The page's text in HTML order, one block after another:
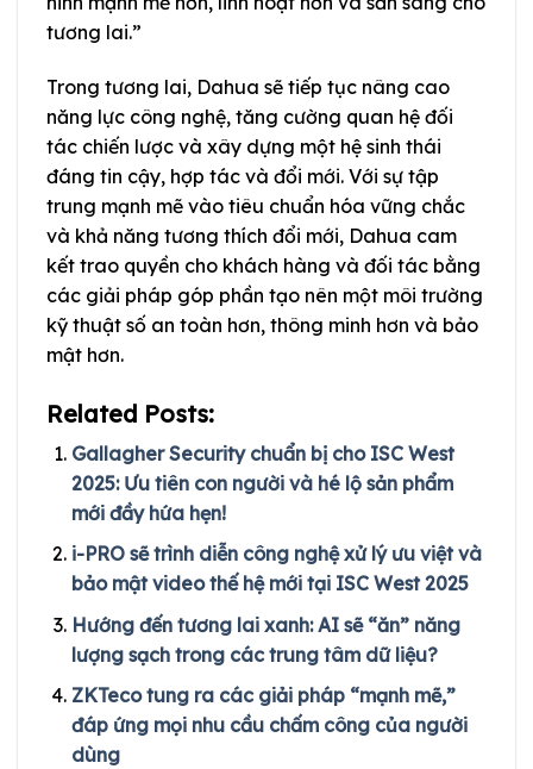
tương lai.”
Trong tương lai, Dahua sẽ tiếp tục nâng cao
năng lực công nghệ, tăng cường quan hệ đối
tác chiến lược và xây dựng một hệ sinh thái
đáng tin cậy, hợp tác và đổi mới. Với sự tập
trung mạnh mẽ vào tiêu chuẩn hóa vững chắc
và khả năng tương thích đổi mới, Dahua cam
kết trao quyền cho khách hàng và đối tác bằng
các giải pháp góp phần tạo nên một môi trường
kỹ thuật số an toàn hơn, thông minh hơn và bảo
mật hơn.
Related Posts:
Gallagher Security chuẩn bị cho ISC West
2025: Ưu tiên con người và hé lộ sản phẩm
mới đầy hứa hẹn!
i-PRO sẽ trình diễn công nghệ xử lý ưu việt và
bảo mật video thế hệ mới tại ISC West 2025
Hướng đến tương lai xanh: AI sẽ “ăn” năng
lượng sạch trong các trung tâm dữ liệu?
ZKTeco tung ra các giải pháp “mạnh mẽ,”
đáp ứng mọi nhu cầu chấm công của người
dùng